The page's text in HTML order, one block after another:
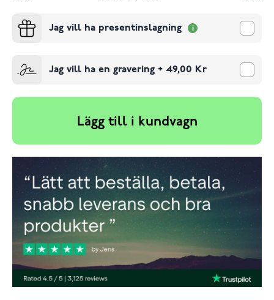
Jag vill ha presentinslagning
Jag vill ha en gravering + 49,00 Kr
Lägg till i kundvagn